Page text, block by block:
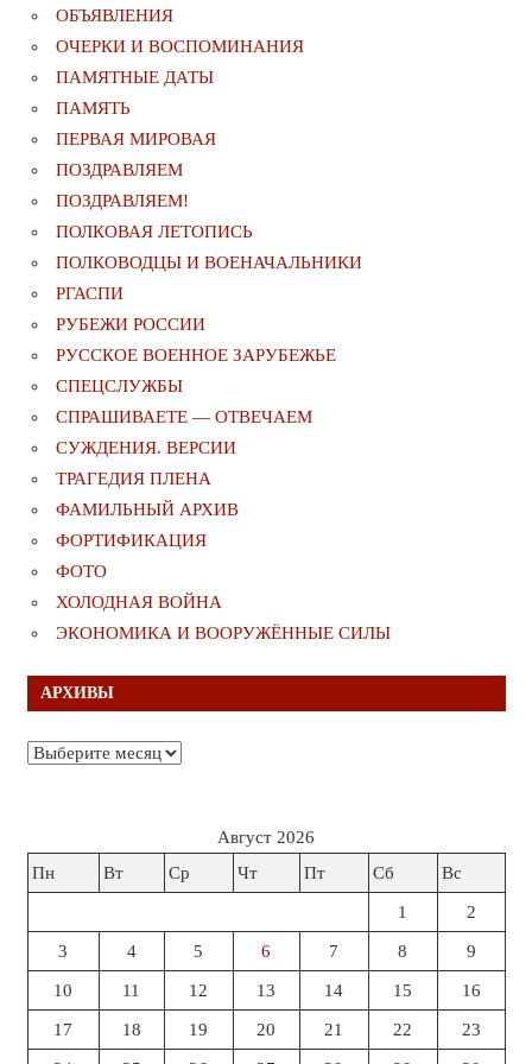
ОБЪЯВЛЕНИЯ
ОЧЕРКИ И ВОСПОМИНАНИЯ
ПАМЯТНЫЕ ДАТЫ
ПАМЯТЬ
ПЕРВАЯ МИРОВАЯ
ПОЗДРАВЛЯЕМ
ПОЗДРАВЛЯЕМ!
ПОЛКОВАЯ ЛЕТОПИСЬ
ПОЛКОВОДЦЫ И ВОЕНАЧАЛЬНИКИ
РГАСПИ
РУБЕЖИ РОССИИ
РУССКОЕ ВОЕННОЕ ЗАРУБЕЖЬЕ
СПЕЦСЛУЖБЫ
СПРАШИВАЕТЕ — ОТВЕЧАЕМ
СУЖДЕНИЯ. ВЕРСИИ
ТРАГЕДИЯ ПЛЕНА
ФАМИЛЬНЫЙ АРХИВ
ФОРТИФИКАЦИЯ
ФОТО
ХОЛОДНАЯ ВОЙНА
ЭКОНОМИКА И ВООРУЖЁННЫЕ СИЛЫ
АРХИВЫ
Архивы
Август 2026
Пн
Вт Ср Чт Пт Сб Вс
1 2
3 4 5 6 7 8 9
10 11 12 13 14 15 16
17 18 19 20 21 22 23